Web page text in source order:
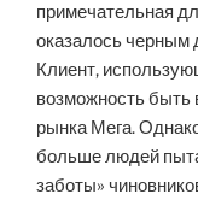
примечательная
оказалось черным
Клиент,
возможность быть
рынка Мега.
больше людей
заботы»